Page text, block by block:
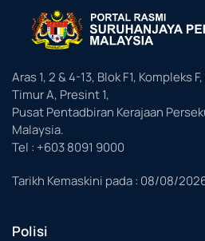
Aras 1, 2 & 4-13, Blok F1, Kompleks
Timur A, Presint 1,
Pusat Pentadbiran Kerajaan
Malaysia.
Tel : +603 8091 9000
Tarikh Kemaskini pada : 08/08/
Polisi